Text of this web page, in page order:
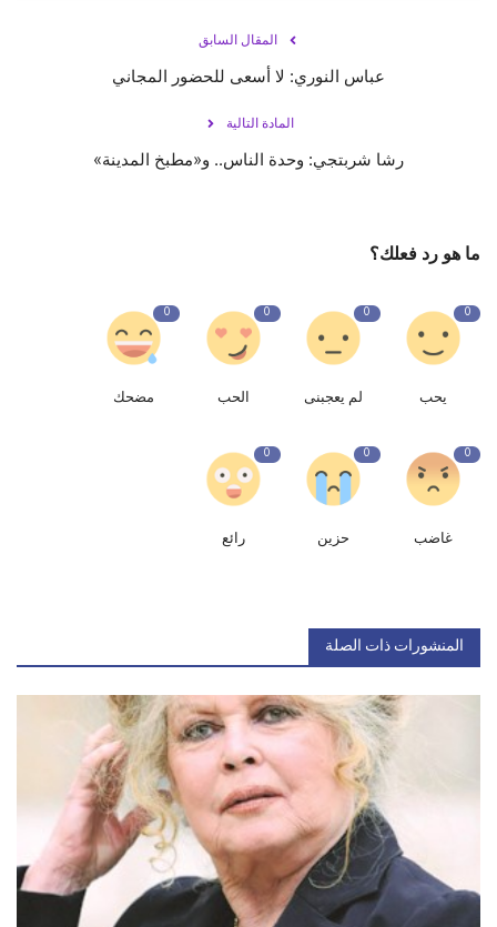
المقال السابق
عباس النوري: لا أسعى للحضور المجاني
المادة التالية
رشا شربتجي: وحدة الناس.. و«مطبخ المدينة»
ما هو رد فعلك؟
0
يحب
0
لم يعجبنى
0
الحب
0
مضحك
0
غاضب
0
حزين
0
رائع
المنشورات ذات الصلة